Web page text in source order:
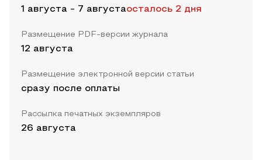
1 августа - 7 августаосталось 2 дня
Размещение PDF-версии журнала
12 августа
Размещение электронной версии статьи
сразу после оплаты
Рассылка печатных экземпляров
26 августа